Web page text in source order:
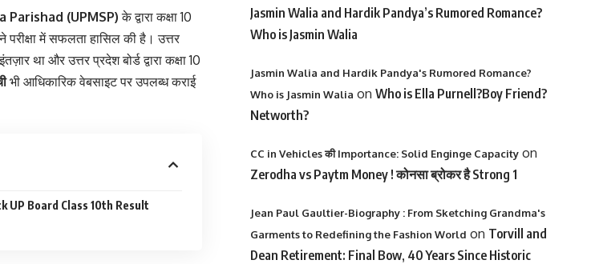
Parishad (UPMSP)के द्वारा कक्षा 10
परीक्षा में सफलता हासिल की है। उत्तर
था और उत्तर प्रदेश बोर्ड द्वारा कक्षा 10
भी आधिकारिक वेबसाइट पर उपलब्ध कराई
UP Board Class 10th Result
Jasmin Walia and Hardik Pandya’s Rumored Romance?
Who is Jasmin Walia
Jasmin Walia and Hardik Pandya's Rumored Romance?
Who is Jasmin Walia on Who is Ella Purnell?Boy Friend?
Networth?
CC in Vehicles की Importance: Solid Enginge Capacityon
Zerodha vs Paytm Money ! कोनसा ब्रोकर है Strong 1
Jean Paul Gaultier-Biography : From Sketching Grandma's
Garments to Redefining the Fashion World on Torvill and
Dean Retirement: Final Bow, 40 Years Since Historic